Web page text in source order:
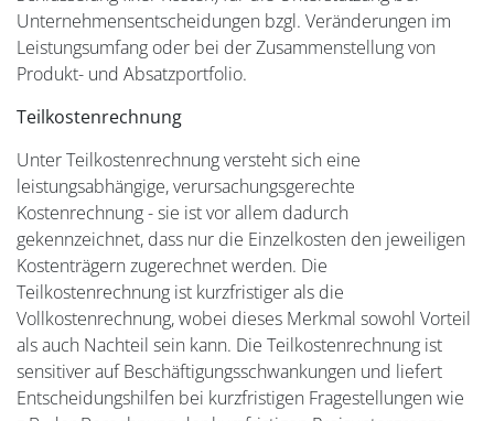
Unternehmensentscheidungen bzgl. Veränderungen im
Leistungsumfang oder bei der Zusammenstellung von
Produkt- und Absatzportfolio.
Teilkostenrechnung
Unter Teilkostenrechnung versteht sich eine
leistungsabhängige, verursachungsgerechte
Kostenrechnung - sie ist vor allem dadurch
gekennzeichnet, dass nur die Einzelkosten den jeweiligen
Kostenträgern zugerechnet werden. Die
Teilkostenrechnung ist kurzfristiger als die
Vollkostenrechnung, wobei dieses Merkmal sowohl Vorteil
als auch Nachteil sein kann. Die Teilkostenrechnung ist
sensitiver auf Beschäftigungsschwankungen und liefert
Entscheidungshilfen bei kurzfristigen Fragestellungen wie